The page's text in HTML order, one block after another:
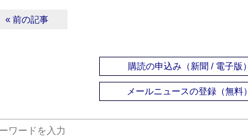
« 前の記事
購読の申込み（新聞 / 電子版）
メールニュースの登録（無料）